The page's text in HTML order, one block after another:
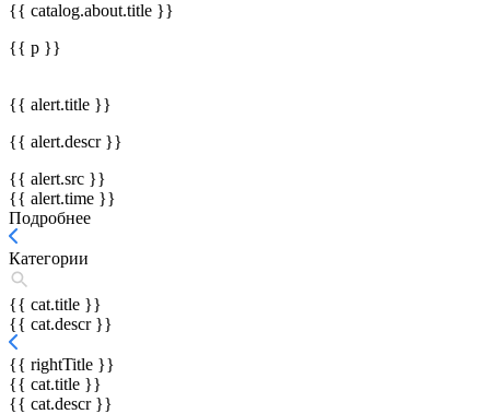
{{ catalog.about.title }}
{{ p }}
{{ alert.title }}
{{ alert.descr }}
{{ alert.src }}
{{ alert.time }}
Подробнее
Категории
{{ cat.title }}
{{ cat.descr }}
{{ rightTitle }}
{{ cat.title }}
{{ cat.descr }}